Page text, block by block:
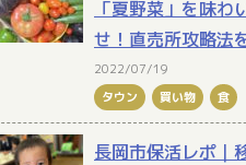
「夏野菜」を味わ
せ！直売所攻略法
2022/07/19
タウン
買い物 食
長岡市保活レポ｜